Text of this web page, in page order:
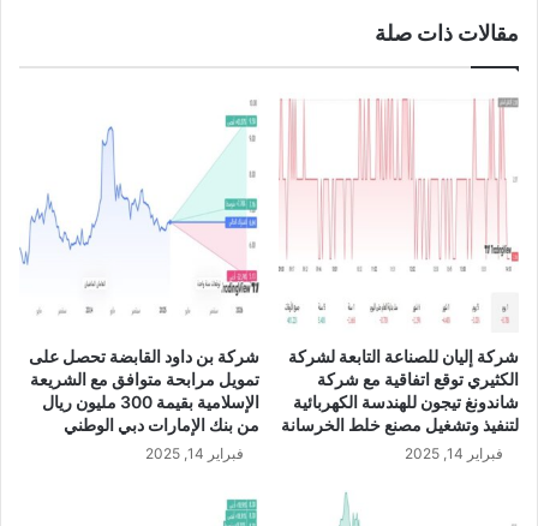
ا
ر
ل
ب
ي
8
3
.
7
ل
ا
ل
و
ي
S
D
/
مقالات ذات صلة
شركة إليان للصناعة التابعة لشركة
الكثيري توقع اتفاقية مع شركة
شاندونغ تيجون للهندسة الكهربائية
لتنفيذ وتشغيل مصنع خلط الخرسانة
فبراير 14, 2025
شركة بن داود القابضة تحصل على
تمويل مرابحة متوافق مع الشريعة
الإسلامية بقيمة 300 مليون ريال
من بنك الإمارات دبي الوطني
فبراير 14, 2025